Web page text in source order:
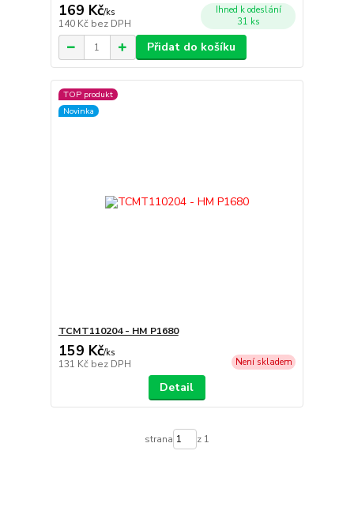
169 Kč/ks
140 Kč bez DPH
Ihned k odeslání
31 ks
Přidat do košíku
TOP produkt
Novinka
TCMT110204 - HM P1680
159 Kč/ks
131 Kč bez DPH Není skladem
Detail
strana z 1